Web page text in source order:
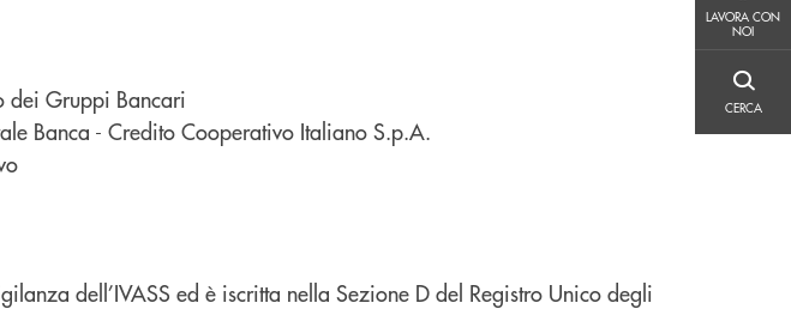
LAVORA CON
NOI
CERCA
dei Gruppi Bancari
Banca - Credito Cooperativo Italiano S.p.A.
dell’IVASS ed è iscritta nella Sezione D del Registro Unico degli